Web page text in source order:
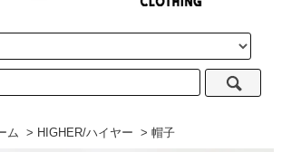
ム > HIGHER/ハイヤー > 帽子